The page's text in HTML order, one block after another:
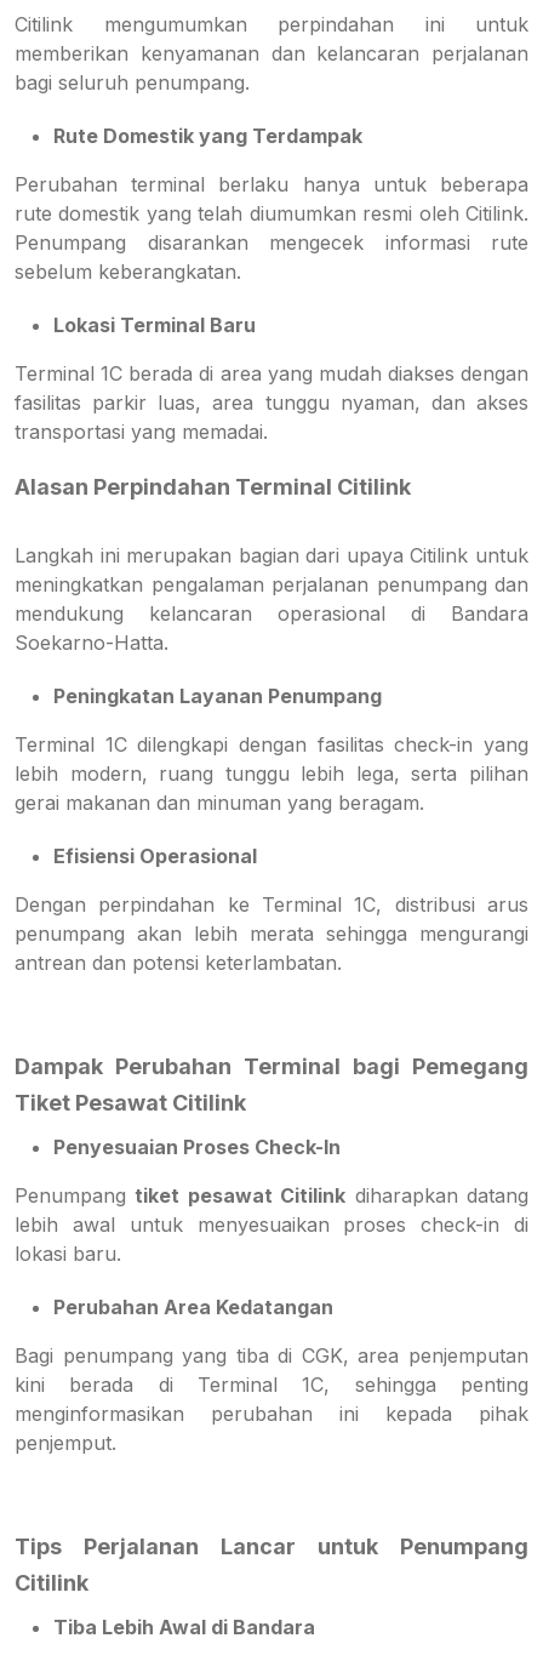
Citilink mengumumkan perpindahan ini untuk
memberikan kenyamanan dan kelancaran perjalanan
bagi seluruh penumpang.
Rute Domestik yang Terdampak
Perubahan terminal berlaku hanya untuk beberapa
rute domestik yang telah diumumkan resmi oleh Citilink.
Penumpang disarankan mengecek informasi rute
sebelum keberangkatan.
Lokasi Terminal Baru
Terminal 1C berada di area yang mudah diakses dengan
fasilitas parkir luas, area tunggu nyaman, dan akses
transportasi yang memadai.
Alasan Perpindahan Terminal Citilink
Langkah ini merupakan bagian dari upaya Citilink untuk
meningkatkan pengalaman perjalanan penumpang dan
mendukung kelancaran operasional di Bandara
Soekarno-Hatta.
Peningkatan Layanan Penumpang
Terminal 1C dilengkapi dengan fasilitas check-in yang
lebih modern, ruang tunggu lebih lega, serta pilihan
gerai makanan dan minuman yang beragam.
Efisiensi Operasional
Dengan perpindahan ke Terminal 1C, distribusi arus
penumpang akan lebih merata sehingga mengurangi
antrean dan potensi keterlambatan.
Dampak Perubahan Terminal bagi Pemegang
Tiket Pesawat Citilink
Penyesuaian Proses Check-In
Penumpangtiket pesawat Citilink diharapkan datang
lebih awal untuk menyesuaikan proses check-in di
lokasi baru.
Perubahan Area Kedatangan
Bagi penumpang yang tiba di CGK, area penjemputan
kini berada di Terminal 1C, sehingga penting
menginformasikan perubahan ini kepada pihak
penjemput.
Tips Perjalanan Lancar untuk Penumpang
Citilink
Tiba Lebih Awal di Bandara